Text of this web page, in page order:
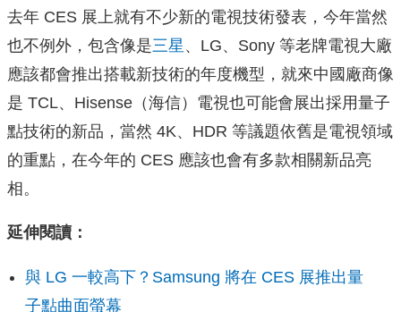
去年 CES 展上就有不少新的電視技術發表，今年當然
也不例外，包含像是三星 、LG、Sony 等老牌電視大廠
應該都會推出搭載新技術的年度機型，就來中國廠商像
是 TCL、Hisense（海信）電視也可能會展出採用量子
點技術的新品，當然 4K、HDR 等議題依舊是電視領域
的重點，在今年的 CES 應該也會有多款相關新品亮
相。
延伸閱讀：
與 LG 一較高下？Samsung 將在 CES 展推出量
子點曲面螢幕